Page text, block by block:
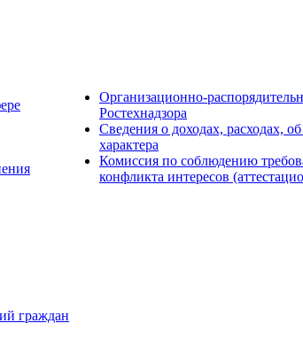
Организационно-
Ростехнадзора
Сведения о доходах, расходах,
характера
Комиссия по соблюдению
конфликта интересов
граждан